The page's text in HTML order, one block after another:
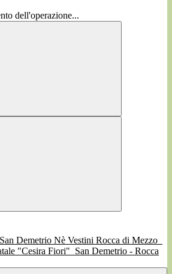
dell'operazione...
"Cesira Fiori" San Demetrio - Rocca